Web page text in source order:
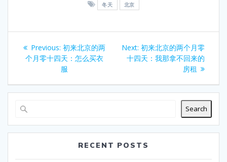
冬天 北京
Post
navigation
Previous: Previous
post:
初来北京的两
个月零十四天：怎么买衣
服
Next: Next
post:
初来北京的两个月零
十四天：我那拿不回来的
房租
Search
RECENT POSTS